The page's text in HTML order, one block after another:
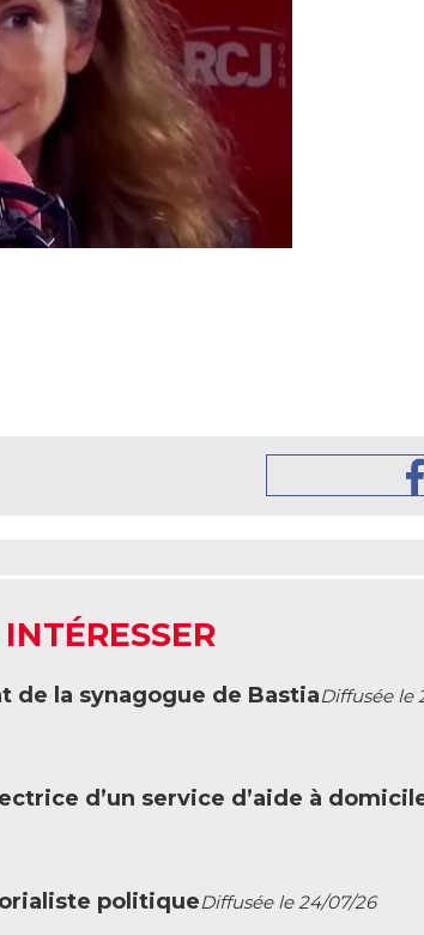
de la synagogue de BastiaDiffusée le
d’un service d’aide à
politiqueDiffusée le 24/07/26